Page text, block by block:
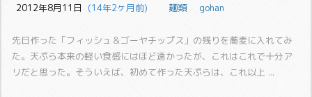
2012年8月11日
  (14年2ヶ月前)
麺類 gohan
先日作った「フィッシュ＆ゴーヤチップス」の残りを蕎麦に入れてみ
た。 天ぷら本来の軽い食感にはほど遠かったが、これはこれで十分ア
リだと思った。そういえば、初めて作った天ぷらは、これ以上 ...